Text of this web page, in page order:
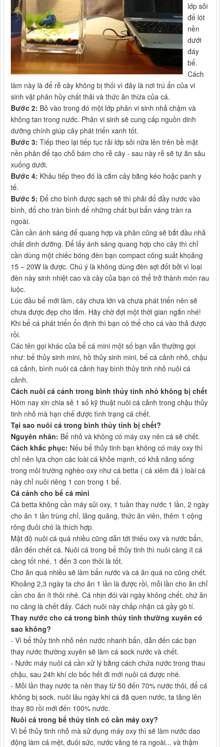
lớp sỏi
để lót
nền
dưới
đáy
bể.
Cách
làm này là để rễ cây không bị thối vì đây là nơi trú ẩn của vi
sinh vật phân hủy chất thải và thức ăn thừa của cá.
Bước 2: Bỏ vào trong đó một lớp phân vi sinh nhả chậm và
không tan trong nước. Phân vi sinh sẽ cung cấp nguồn dinh
dưỡng chính giúp cây phát triển xanh tốt.
Bước 3: Tiếp theo lại tiếp tục rải lớp sỏi nữa lên trên bề mặt
nền phân để tạo chỗ bám cho rễ cây - sau này rễ sẽ tự ăn sâu
xuống dưới.
Bước 4: Khâu tiếp theo đó là cắm cây bằng kéo hoặc panh y
tế.
Bước 5: Để cho bình được sạch sẽ thì phải đổ đầy nước vào
bình, đổ cho tràn bình để những chất bụi bẩn váng tràn ra
ngoài.
Cần cần ánh sáng để quang hợp và phân cũng sẽ bắt đầu nhả
chất dinh dưỡng. Để lấy ánh sáng quang hợp cho cây thì chỉ
cần dùng một chiếc bóng đèn bạn compact công suất khoảng
15 – 20W là được. Chú ý là không dùng đèn sợi đốt bởi vì loại
đèn này sinh nhiệt cao và cây của bạn có thể trở thành món rau
luộc.
Lúc đầu bể mới làm, cây chưa lớn và chưa phát triển nên sẽ
chưa được đẹp cho lắm. Hãy chờ đợi một thời gian ngắn nhé!
Khi bể cá phát triển ổn định thì bạn có thể cho cá vào thả được
rồi.
Các tên gọi khác của bể cá mini một số bạn vẫn thường gọi
như: bể thủy sinh mini, hồ thủy sinh mini, bế cá cảnh nhỏ, chậu
cá cảnh, bình nuôi cá cảnh hay bình thủy tinh nhỏ nuôi cá
cảnh.
Cách nuôi cá cảnh trong bình thủy tinh nhỏ không bị chết
Hôm nay xin chia sẻ 1 số kỹ thuật nuôi cá cảnh trong chậu thủy
tinh nhỏ mà hạn chế được tình trạng cá chết.
Tại sao nuôi cá trong bình thủy tinh bị chết?
Nguyên nhân: Bể nhỏ và không có máy oxy nên cá sẽ chết.
Cách khắc phục: Nếu bể thủy tinh bạn không có máy oxy thì
chỉ nên lựa chọn các loài cá khỏe mạnh, có khả năng sống
trong môi trường nghèo oxy như cá betta ( cá xiêm đá ) loài cá
này chỉ nuôi riêng 1 con trong 1 bể.
Cá cảnh cho bể cá mini
Cá betta không cần máy sủi oxy, 1 tuần thay nước 1 lần, 2 ngày
cho ăn 1 lần trùng chỉ, lăng quăng, thức ăn viên, thêm 1 cộng
rông đuôi chó là thích hợp.
Mật độ nuôi cá quá nhiều cũng dẫn tới thiếu oxy và nước bẩn,
dẫn đến chết cá. Nuôi cá trong bể thủy tinh thì nuôi càng ít cá
càng tốt nhé, 1 đến 3 con thôi là tốt.
Cho ăn quá nhiều sẽ làm bẩn nước và cá ăn quá no cũng chết.
Khoảng 2,3 ngày ta cho ăn 1 lần là được rồi, mỗi lần cho ăn chỉ
cần cho ăn ít thôi nhé. Cá nhịn đói vài ngày không chết, chứ ăn
no căng là chết đấy. Cách nuôi này chấp nhận cá gầy gò tí.
Thay nước cho cá trong bình thủy tinh thường xuyên có
sao không?
- Vì bể thủy tinh nhỏ nên nước nhanh bẩn, dẫn đến các bạn
thay nước thường xuyên sẽ làm cá sock nước và chết.
- Nước máy nuôi cá cần xử lý bằng cách chứa nước trong thau
chậu, sau 24h khí clo bốc hết đi mới nuôi cá được nhé.
- Mỗi lần thay nước ta nên thay từ 50 đến 70% nước thôi, để cá
không bị sock, nuôi lâu ngày khi cá đã quen nước, ta tăng lên
thay 80 rồi mới đến 100% nước.
Nuôi cá trong bể thủy tinh có cần máy oxy?
Vì bể thủy tinh nhỏ mà sử dụng máy oxy thì sẽ làm nước dao
động làm cá mệt, đuối sức, nước văng té ra ngoài... và thậm